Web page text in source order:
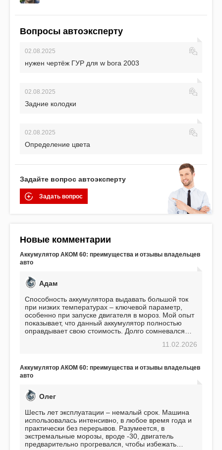
Вопросы автоэксперту
02.08.2025
нужен чертёж ГУР для w bora 2003
02.08.2025
Задние колодки
02.08.2025
Определение цвета
Задайте вопрос автоэксперту
Задать вопрос
Новые комментарии
Аккумулятор АКОМ 60: преимущества и отзывы владельцев
авто
Адам
Способность аккумулятора выдавать большой ток
при низких температурах – ключевой параметр,
особенно при запуске двигателя в мороз. Мой опыт
показывает, что данный аккумулятор полностью
оправдывает свою стоимость. Долго сомневался
пожалел. Считаю, что это отличное вложение,11.02.2026
Аккумулятор АКОМ 60: преимущества и отзывы владельцев
авто
Олег
Шесть лет эксплуатации – немалый срок. Машина
использовалась интенсивно, в любое время года и
практически без перерывов. Разумеется, в
экстремальные морозы, вроде -30, двигатель
предварительно прогревался, чтобы избежать